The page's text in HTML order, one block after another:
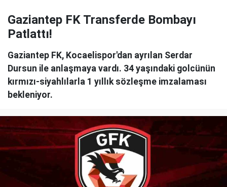
Gaziantep FK Transferde Bombayı
Patlattı!
Gaziantep FK, Kocaelispor'dan ayrılan Serdar
Dursun ile anlaşmaya vardı. 34 yaşındaki golcünün
kırmızı-siyahlılarla 1 yıllık sözleşme imzalaması
bekleniyor.